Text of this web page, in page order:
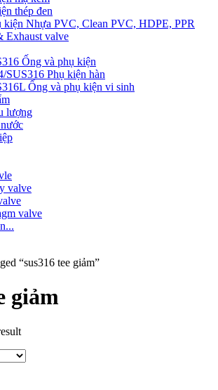
thép đen
kiện Nhựa PVC, Clean PVC, HDPE, PPR
Exhaust valve
Ống và phụ kiện
SUS316 Phụ kiện hàn
Ống và phụ kiện vi sinh
lượng
valve
valve
“sus316 tee giảm”
giảm